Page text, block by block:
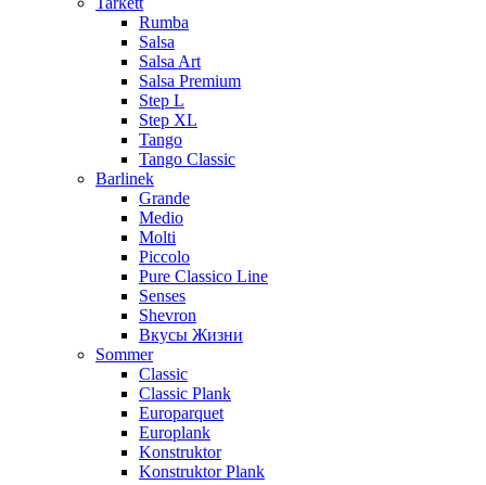
Rumba
Salsa
Salsa Art
Salsa Premium
Step L
Step XL
Tango
Tango Classic
Barlinek
Grande
Medio
Molti
Piccolo
Pure Classico Line
Senses
Shevron
Вкусы Жизни
Sommer
Classic
Classic Plank
Europarquet
Europlank
Konstruktor
Konstruktor Plank